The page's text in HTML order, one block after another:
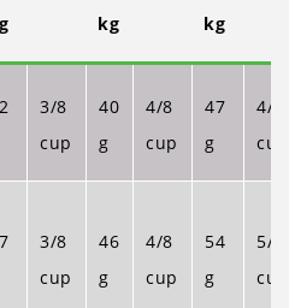
kg
kg
3/8
cup
40
g
4/8
cup
47
g
4/8
cup
3/8
cup
46
g
4/8
cup
54
g
5/8
cup